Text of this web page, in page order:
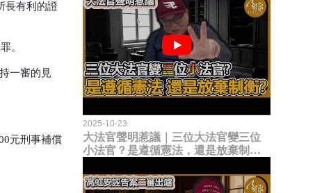
長有利的證
。
一審的見
元刑事補償
2025-10-23
大法官聲明惹議｜三位大法官變三位
小法官？是遵循憲法，還是放棄制衡